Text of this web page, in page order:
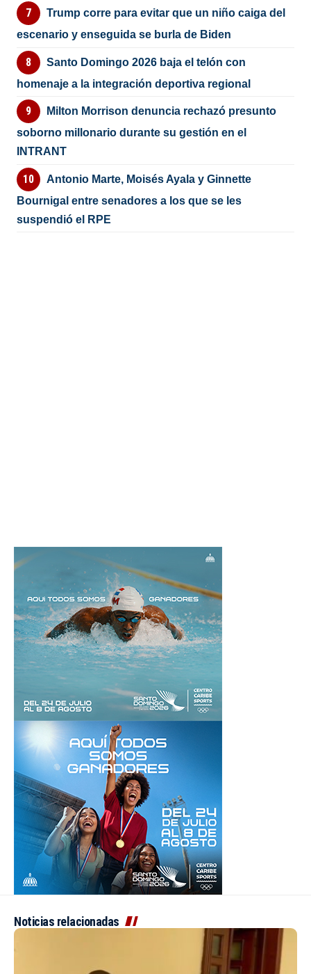
Trump corre para evitar que un niño caiga del
escenario y enseguida se burla de Biden
Santo Domingo 2026 baja el telón con
homenaje a la integración deportiva regional
Milton Morrison denuncia rechazó presunto
soborno millonario durante su gestión en el
INTRANT
Antonio Marte, Moisés Ayala y Ginnette
Bournigal entre senadores a los que se les
suspendió el RPE
Noticias relacionadas